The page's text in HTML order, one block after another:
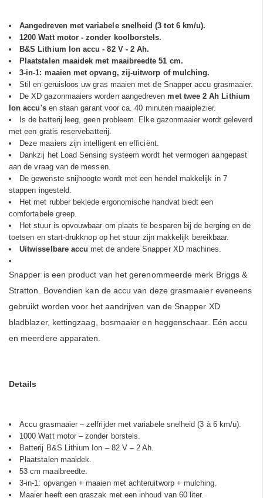
Aangedreven met variabele snelheid (3 tot 6 km/u).
1200 Watt motor - zonder koolborstels.
B&S Lithium Ion accu - 82 V - 2 Ah.
Plaatstalen maaidek met maaibreedte 51 cm.
3-in-1: maaien met opvang, zij-uitworp of mulching.
Stil en geruisloos uw gras maaien met de Snapper accu grasmaaier.
De XD gazonmaaiers worden aangedrevenmet twee 2 Ah Lithium
Ion accu'sen staan garant voor ca. 40 minuten maaiplezier.
Is de batterij leeg, geen probleem. Elke gazonmaaier wordt geleverd
met een gratis reservebatterij.
Deze maaiers zijn intelligent en efficiënt.
Dankzij het Load Sensing systeem wordt het vermogen aangepast
aan de vraag van de messen.
De gewenste snijhoogte wordt met een hendel makkelijk in 7
stappen ingesteld.
Het met rubber beklede ergonomische handvat biedt een
comfortabele greep.
Het stuur is opvouwbaar om plaats te besparen bij de berging en de
toetsen en start-drukknop op het stuur zijn makkelijk bereikbaar.
Uitwisselbare accu met de andere Snapper XD machines.
Snapper is een product van het gerenommeerde merk Briggs &
Stratton. Bovendien kan de accu van deze grasmaaier eveneens
gebruikt worden voor het aandrijven van de Snapper XD
bladblazer, kettingzaag, bosmaaier en heggenschaar. Eén accu
en meerdere apparaten.
Details
Accu grasmaaier – zelfrijder met variabele snelheid (3 à 6 km/u).
1000 Watt motor – zonder borstels.
Batterij B&S Lithium Ion – 82 V – 2 Ah.
Plaatstalen maaidek.
53 cm maaibreedte.
3-in-1: opvangen + maaien met achteruitworp + mulching.
Maaier heeft een graszak met een inhoud van 60 liter.